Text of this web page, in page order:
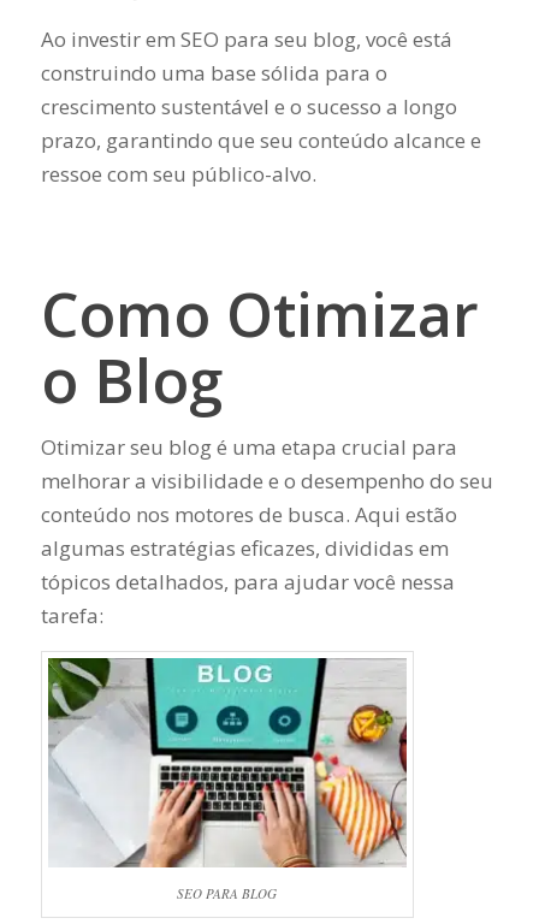
Ao investir em SEO para seu blog, você está
construindo uma base sólida para o
crescimento sustentável e o sucesso a longo
prazo, garantindo que seu conteúdo alcance e
ressoe com seu público-alvo.
Como Otimizar
o Blog
Otimizar seu blog é uma etapa crucial para
melhorar a visibilidade e o desempenho do seu
conteúdo nos motores de busca. Aqui estão
algumas estratégias eficazes, divididas em
tópicos detalhados, para ajudar você nessa
tarefa:
SEO PARA BLOG